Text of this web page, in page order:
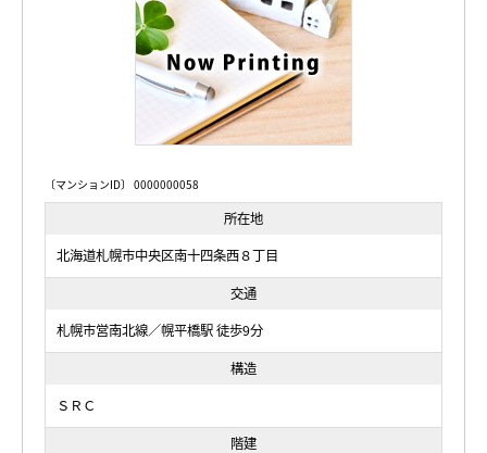
〔マンションID〕 0000000058
所在地
北海道札幌市中央区南十四条西８丁目
交通
札幌市営南北線／幌平橋駅 徒歩9分
構造
ＳＲＣ
階建